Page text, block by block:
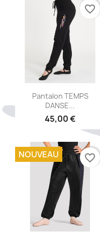
Aperçu rapide
Pantalon TEMPS
DANSE...
45,00 €
favorite_border
NOUVEAU favorite_border